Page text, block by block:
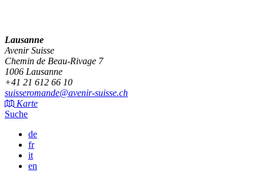
Lausanne
Avenir Suisse
Chemin de Beau-Rivage 7
1006 Lausanne
+41 21 612 66 10
suisseromande@avenir-suisse.ch
Karte
Suche
de
fr
it
en